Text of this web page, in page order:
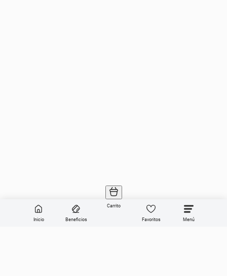
Inicio Beneficios
Carrito
Favoritos